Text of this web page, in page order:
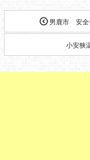
男鹿市 安全
小安狭